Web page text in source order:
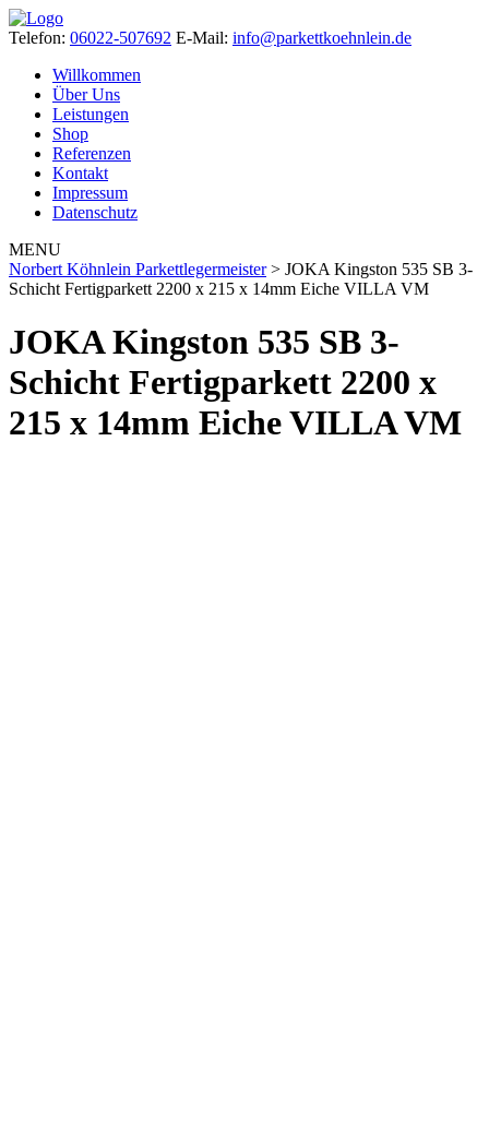
Telefon: 06022-507692 E-Mail: info@parkettkoehnlein.de
Willkommen
Über Uns
Leistungen
Shop
Referenzen
Kontakt
Impressum
Datenschutz
MENU
Norbert Köhnlein Parkettlegermeister> JOKA Kingston 535 SB 3-
Schicht Fertigparkett 2200 x 215 x 14mm Eiche VILLA VM
JOKA Kingston 535 SB 3-
Schicht Fertigparkett 2200 x
215 x 14mm Eiche VILLA VM